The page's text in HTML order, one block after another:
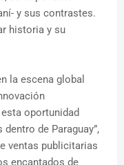
y sus contrastes.
historia y su
la escena global
oportunidad
de Paraguay”,
ventas publicitarias
encantados de